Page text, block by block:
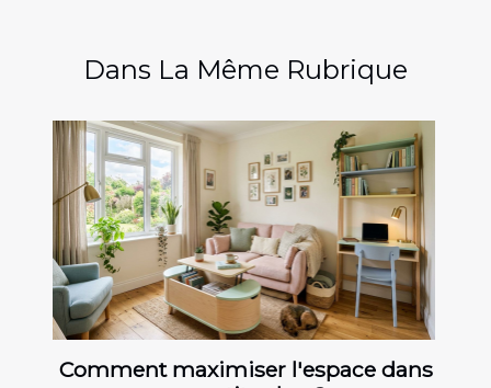
Dans La Même Rubrique
Comment maximiser l'espace dans